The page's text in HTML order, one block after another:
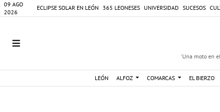
09 AGO
2026
ECLIPSE SOLAR EN LEÓN 365 LEONESES UNIVERSIDAD SUCESOS
'Una moto en
LEÓN ALFOZ COMARCAS EL BIERZO